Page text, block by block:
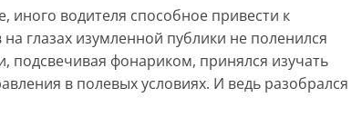
иного водителя способное привести к
глазах изумленной публики не поленился
подсвечивая фонариком, принялся изучать
в полевых условиях. И ведь разобрался